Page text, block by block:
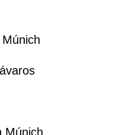
Múnich